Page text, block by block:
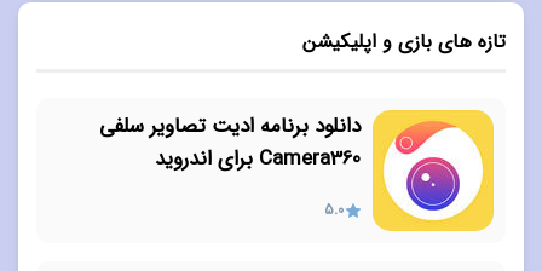
تازه های بازی و اپلیکیشن
دانلود برنامه ادیت تصاویر سلفی
Camera360 برای اندروید
5.0